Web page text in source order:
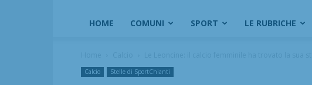
HOME COMUNI SPORT LE RUBRICHE
Calcio Stelle di SportChianti